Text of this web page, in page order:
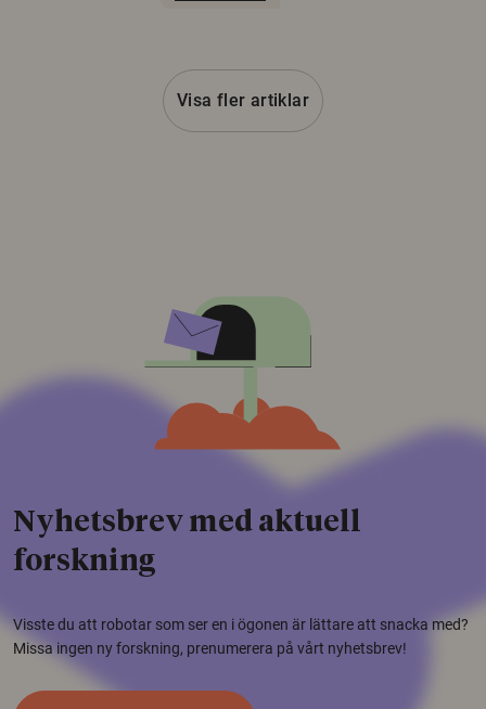
Visa fler artiklar
Nyhetsbrev med aktuell
forskning
Visste du att robotar som ser en i ögonen är lättare att snacka med?
Missa ingen ny forskning, prenumerera på vårt nyhetsbrev!